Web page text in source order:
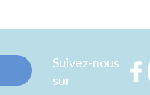
Suivez-nous
sur